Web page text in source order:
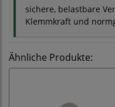
sichere, belastbare
Klemmkraft und
Ähnliche Produkte: